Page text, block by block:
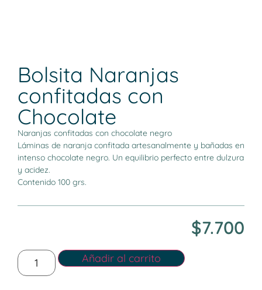
Bolsita Naranjas
confitadas con
Chocolate
Naranjas confitadas con chocolate negro
Láminas de naranja confitada artesanalmente y bañadas en
intenso chocolate negro. Un equilibrio perfecto entre dulzura
y acidez.
Contenido 100 grs.
$7.700
Añadir al carrito